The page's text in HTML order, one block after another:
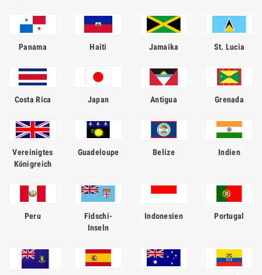
Panama Haiti Jamaika St. Lucia
Costa Rica Japan Antigua Grenada
Vereinigtes
Königreich
Guadeloupe Belize Indien
Peru
Fidschi-
Inseln
Indonesien Portugal